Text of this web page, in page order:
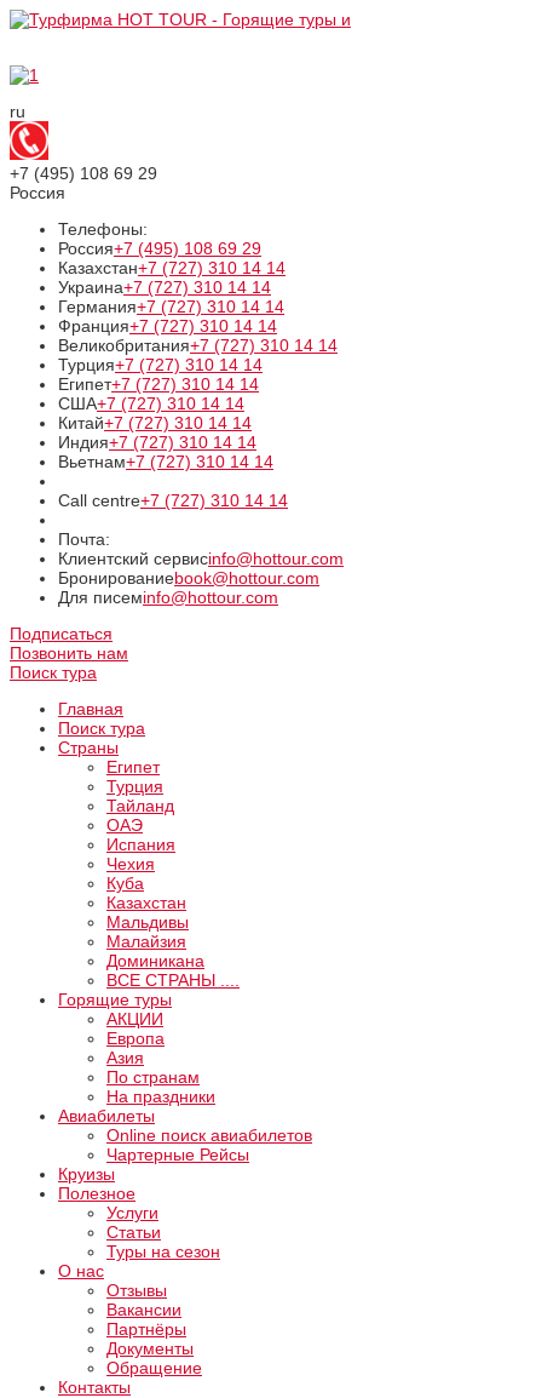
ru
+7 (495) 108 69 29
Россия
Телефоны:
Россия+7 (495) 108 69 29
Казахстан+7 (727) 310 14 14
Украина+7 (727) 310 14 14
Германия+7 (727) 310 14 14
Франция+7 (727) 310 14 14
Великобритания+7 (727) 310 14 14
Турция+7 (727) 310 14 14
Египет+7 (727) 310 14 14
США+7 (727) 310 14 14
Китай+7 (727) 310 14 14
Индия+7 (727) 310 14 14
Вьетнам+7 (727) 310 14 14
Call centre+7 (727) 310 14 14
Почта:
Клиентский сервисinfo@hottour.com
Бронированиеbook@hottour.com
Для писемinfo@hottour.com
Подписаться
Позвонить нам
Поиск тура
Главная
Поиск тура
Страны
Египет
Турция
Тайланд
ОАЭ
Испания
Чехия
Куба
Казахстан
Мальдивы
Малайзия
Доминикана
ВCE СТРАНЫ ....
Горящие туры
АКЦИИ
Европа
Азия
По странам
На праздники
Авиабилеты
Online поиск авиабилетов
Чартерные Рейсы
Круизы
Полезное
Услуги
Статьи
Туры на сезон
О нас
Отзывы
Вакансии
Партнёры
Документы
Обращение
Контакты